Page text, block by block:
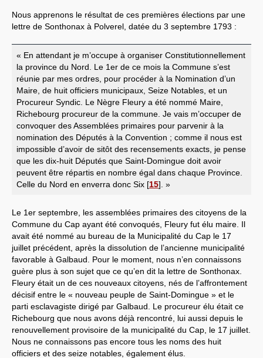
Nous apprenons le résultat de ces premières élections par une
lettre de Sonthonax à Polverel, datée du 3 septembre 1793 :
« En attendant je m’occupe à organiser Constitutionnellement
la province du Nord. Le 1er de ce mois la Commune s’est
réunie par mes ordres, pour procéder à la Nomination d’un
Maire, de huit officiers municipaux, Seize Notables, et un
Procureur Syndic. Le Nègre Fleury a été nommé Maire,
Richebourg procureur de la commune. Je vais m’occuper de
convoquer des Assemblées primaires pour parvenir à la
nomination des Députés à la Convention ; comme il nous est
impossible d’avoir de sitôt des recensements exacts, je pense
que les dix-huit Députés que Saint-Domingue doit avoir
peuvent être répartis en nombre égal dans chaque Province.
Celle du Nord en enverra donc Six [15] . »
Le 1er septembre, les assemblées primaires des citoyens de la
Commune du Cap ayant été convoqués, Fleury fut élu maire. Il
avait été nommé au bureau de la Municipalité du Cap le 17
juillet précédent, après la dissolution de l’ancienne municipalité
favorable à Galbaud. Pour le moment, nous n’en connaissons
guère plus à son sujet que ce qu’en dit la lettre de Sonthonax.
Fleury était un de ces nouveaux citoyens, nés de l’affrontement
décisif entre le « nouveau peuple de Saint-Domingue » et le
parti esclavagiste dirigé par Galbaud. Le procureur élu était ce
Richebourg que nous avons déjà rencontré, lui aussi depuis le
renouvellement provisoire de la municipalité du Cap, le 17 juillet.
Nous ne connaissons pas encore tous les noms des huit
officiers et des seize notables, également élus.